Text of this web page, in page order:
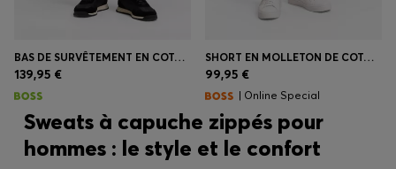
BAS DE SURVÊTEMENT EN COTON STRETCH AVEC LOGO IMPRIMÉ
139,95 €
SHORT EN MOLLETON DE COTON AVEC ÉCUSSON LOGOTÉ
99,95 €
| Online Special
Sweats à capuche zippés pour
hommes : le style et le confort